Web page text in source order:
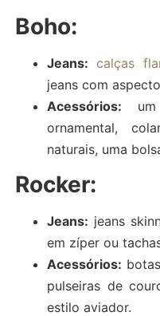
Boho:
Jeans: calças
jeans com
Acessórios:
ornamental,
naturais, uma
Rocker:
Jeans: jeans
em zíper ou
Acessórios:
pulseiras de
estilo aviador.